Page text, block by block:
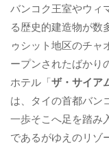
バンコク王室やウィ
る歴史的建造物が数
ゥシット地区のチャ
ープンされたばかり
ホテル「ザ・サイ
は、タイの首都バン
一歩そこへ足を踏み
であるがゆえのリゾ